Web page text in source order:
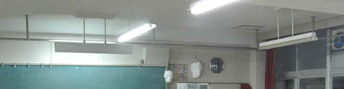
BUDDHA’S PALM